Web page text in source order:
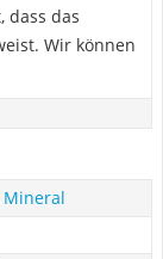
dass das
Wir können
Mineral